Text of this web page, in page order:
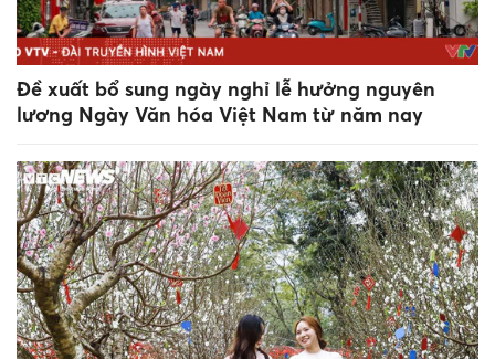
Đề xuất bổ sung ngày nghỉ lễ hưởng nguyên
lương Ngày Văn hóa Việt Nam từ năm nay